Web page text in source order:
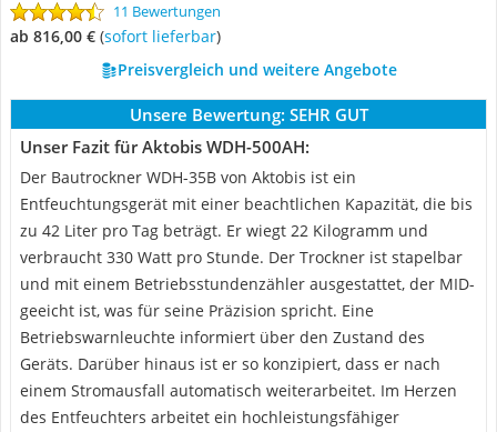
11 Bewertungen
ab 816,00 € ( Sofort lieferbar)
Preisvergleich und weitere Angebote
Unsere Bewertung: SEHR GUT
Unser Fazit für Aktobis WDH-500AH:
Der Bautrockner WDH-35B von Aktobis ist ein
Entfeuchtungsgerät mit einer beachtlichen Kapazität, die bis
zu 42 Liter pro Tag beträgt. Er wiegt 22 Kilogramm und
verbraucht 330 Watt pro Stunde. Der Trockner ist stapelbar
und mit einem Betriebsstundenzähler ausgestattet, der MID-
geeicht ist, was für seine Präzision spricht. Eine
Betriebswarnleuchte informiert über den Zustand des
Geräts. Darüber hinaus ist er so konzipiert, dass er nach
einem Stromausfall automatisch weiterarbeitet. Im Herzen
des Entfeuchters arbeitet ein hochleistungsfähiger